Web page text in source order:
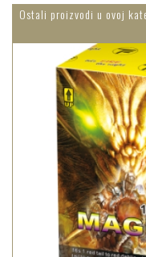
Ostali proizvodi u ovoj